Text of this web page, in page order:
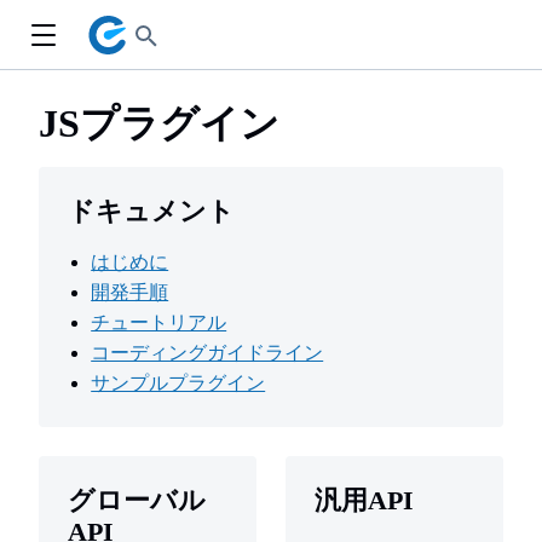
JSプラグイン
ドキュメント
はじめに
開発手順
チュートリアル
コーディングガイドライン
サンプルプラグイン
グローバル
API
汎用API